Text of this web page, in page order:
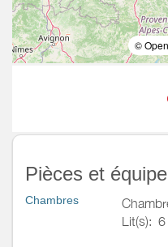
©
Pièces et
Chambres
Lit(s): 6